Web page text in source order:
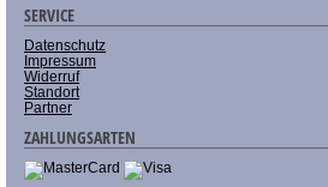
SERVICE
Datenschutz
Impressum
Widerruf
Standort
Partner
ZAHLUNGSARTEN